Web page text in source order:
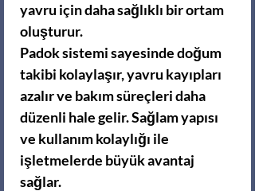
yavru için daha sağlıklı bir ortam
oluşturur.
Padok sistemi sayesinde doğum
takibi kolaylaşır, yavru kayıpları
azalır ve bakım süreçleri daha
düzenli hale gelir. Sağlam yapısı
ve kullanım kolaylığı ile
işletmelerde büyük avantaj
sağlar.